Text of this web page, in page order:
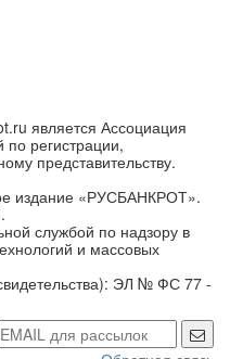
является Ассоциация
регистрации,
представительству.
издание «РУСБАНКРОТ».
службой по надзору в
и массовых
ЭЛ № ФС 77 -